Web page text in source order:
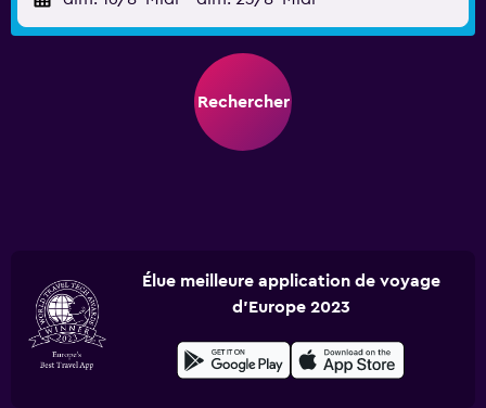
Rechercher
Élue meilleure application de voyage
d'Europe 2023